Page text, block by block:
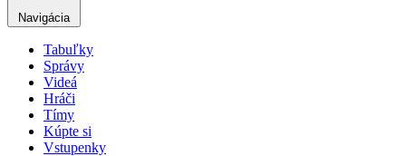
Navigácia
Tabuľky
Správy
Videá
Hráči
Tímy
Kúpte si
Vstupenky